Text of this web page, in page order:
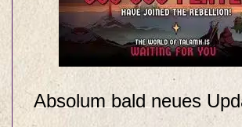
Absolum bald neues